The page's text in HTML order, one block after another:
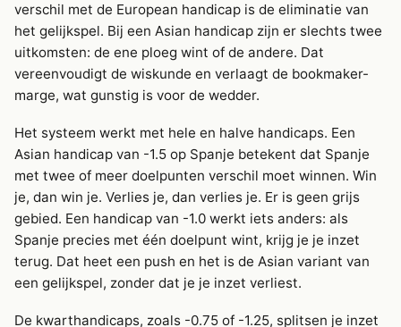
verschil met de European handicap is de eliminatie van
het gelijkspel. Bij een Asian handicap zijn er slechts twee
uitkomsten: de ene ploeg wint of de andere. Dat
vereenvoudigt de wiskunde en verlaagt de bookmaker-
marge, wat gunstig is voor de wedder.
Het systeem werkt met hele en halve handicaps. Een
Asian handicap van -1.5 op Spanje betekent dat Spanje
met twee of meer doelpunten verschil moet winnen. Win
je, dan win je. Verlies je, dan verlies je. Er is geen grijs
gebied. Een handicap van -1.0 werkt iets anders: als
Spanje precies met één doelpunt wint, krijg je je inzet
terug. Dat heet een push en het is de Asian variant van
een gelijkspel, zonder dat je je inzet verliest.
De kwarthandicaps, zoals -0.75 of -1.25, splitsen je inzet